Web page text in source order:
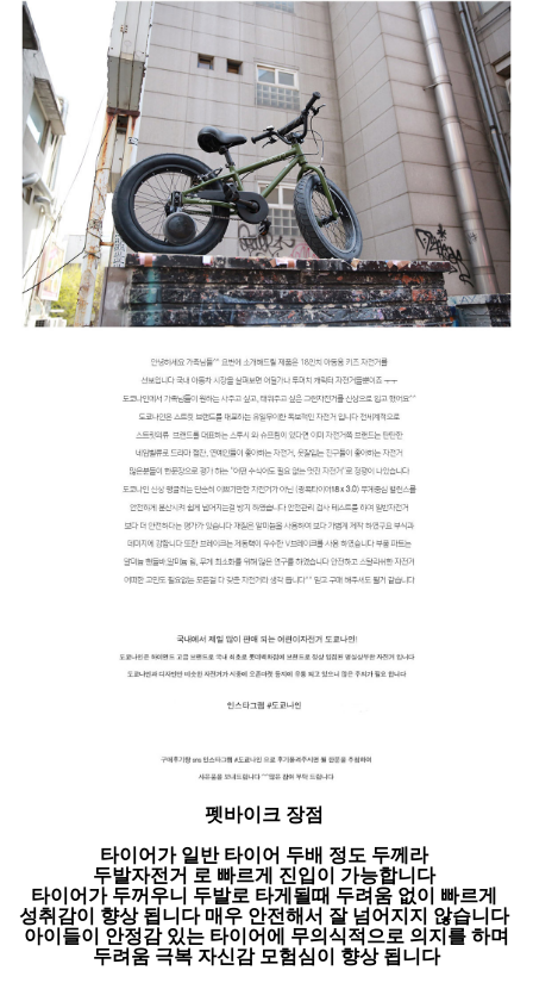
펫바이크 장점
타이어가 일반 타이어 두배 정도 두께라
두발자전거 로 빠르게 진입이 가능합니다
타이어가 두꺼우니 두발로 타게될때 두려움 없이 빠르게
성취감이 향상 됩니다 매우 안전해서 잘 넘어지지 않습니다
아이들이 안정감 있는 타이어에 무의식적으로 의지를 하며
두려움 극복 자신감 모험심이 향상 됩니다